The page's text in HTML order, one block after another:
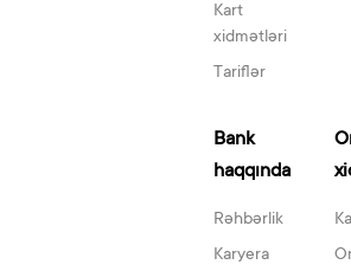
Kart
xidmətləri
Tariflər
Bank
haqqında
Rəhbərlik
Karyera